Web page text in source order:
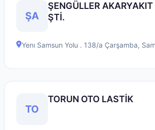
ŞA
ŞENGÜLLER AKARYAKIT
ŞTİ.
Yenı Samsun Yolu . 138/a Çarşamba,
TO
TORUN OTO LASTİK